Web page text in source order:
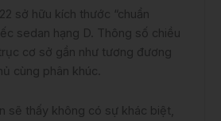
sở hữu kích thước “chuẩn
sedan hạng D. Thông số chiều
cơ sở gần như tương đương
cùng phân khúc.
sẽ thấy không có sự khác biệt,